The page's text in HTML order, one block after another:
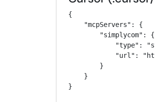
{
    "mcpServers": {
        "simplycom": {
"type":
"url":
        }
    }
}